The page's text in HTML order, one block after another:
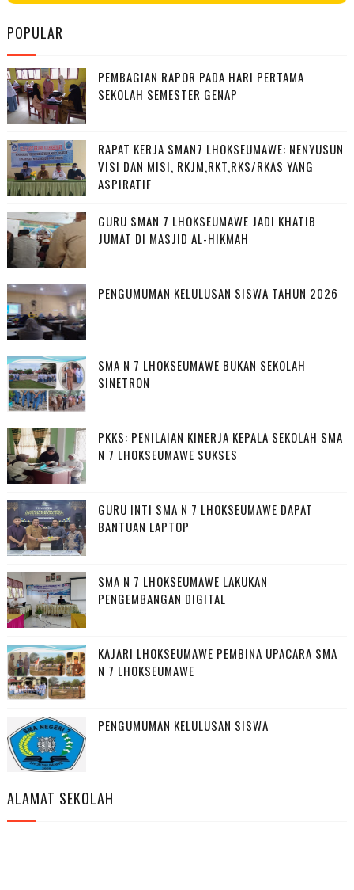
POPULAR
PEMBAGIAN RAPOR PADA HARI PERTAMA
SEKOLAH SEMESTER GENAP
RAPAT KERJA SMAN7 LHOKSEUMAWE: NENYUSUN
VISI DAN MISI, RKJM,RKT,RKS/RKAS YANG
ASPIRATIF
GURU SMAN 7 LHOKSEUMAWE JADI KHATIB
JUMAT DI MASJID AL-HIKMAH
PENGUMUMAN KELULUSAN SISWA TAHUN 2026
SMA N 7 LHOKSEUMAWE BUKAN SEKOLAH
SINETRON
PKKS: PENILAIAN KINERJA KEPALA SEKOLAH SMA
N 7 LHOKSEUMAWE SUKSES
GURU INTI SMA N 7 LHOKSEUMAWE DAPAT
BANTUAN LAPTOP
SMA N 7 LHOKSEUMAWE LAKUKAN
PENGEMBANGAN DIGITAL
KAJARI LHOKSEUMAWE PEMBINA UPACARA SMA
N 7 LHOKSEUMAWE
PENGUMUMAN KELULUSAN SISWA
ALAMAT SEKOLAH